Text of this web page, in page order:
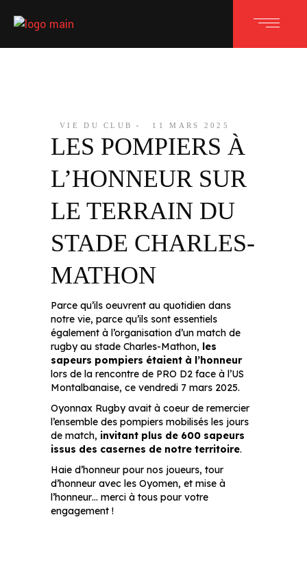
VIE DU CLUB 11 MARS 2025
LES POMPIERS À
L’HONNEUR SUR
LE TERRAIN DU
STADE CHARLES-
MATHON
Parce qu’ils oeuvrent au quotidien dans
notre vie, parce qu’ils sont essentiels
également à l’organisation d’un match de
rugby au stade Charles-Mathon, les
sapeurs pompiers étaient à l’honneur
lors de la rencontre de PRO D2 face à l’US
Montalbanaise, ce vendredi 7 mars 2025.
Oyonnax Rugby avait à coeur de remercier
l’ensemble des pompiers mobilisés les jours
de match, invitant plus de 600 sapeurs
issus des casernes de notre territoire.
Haie d’honneur pour nos joueurs, tour
d’honneur avec les Oyomen, et mise à
l’honneur… merci à tous pour votre
engagement !